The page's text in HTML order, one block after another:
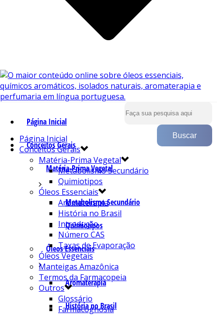
Página Inicial
Conceitos Gerais
Matéria-Prima Vegetal
Metabolismo Secundário
Quimiotipos
Óleos Essenciais
Aromaterapia
História no Brasil
Página Inicial
Conceitos Gerais
Matéria-Prima Vegetal
Metabolismo Secundário
Quimiotipos
Óleos Essenciais
Aromaterapia
História no Brasil
Introdução
Número CAS
Taxas de Evaporação
Óleos Vegetais
Manteigas Amazônica
Termos da Farmacopeia
Outros
Glossário
Farmacognosia